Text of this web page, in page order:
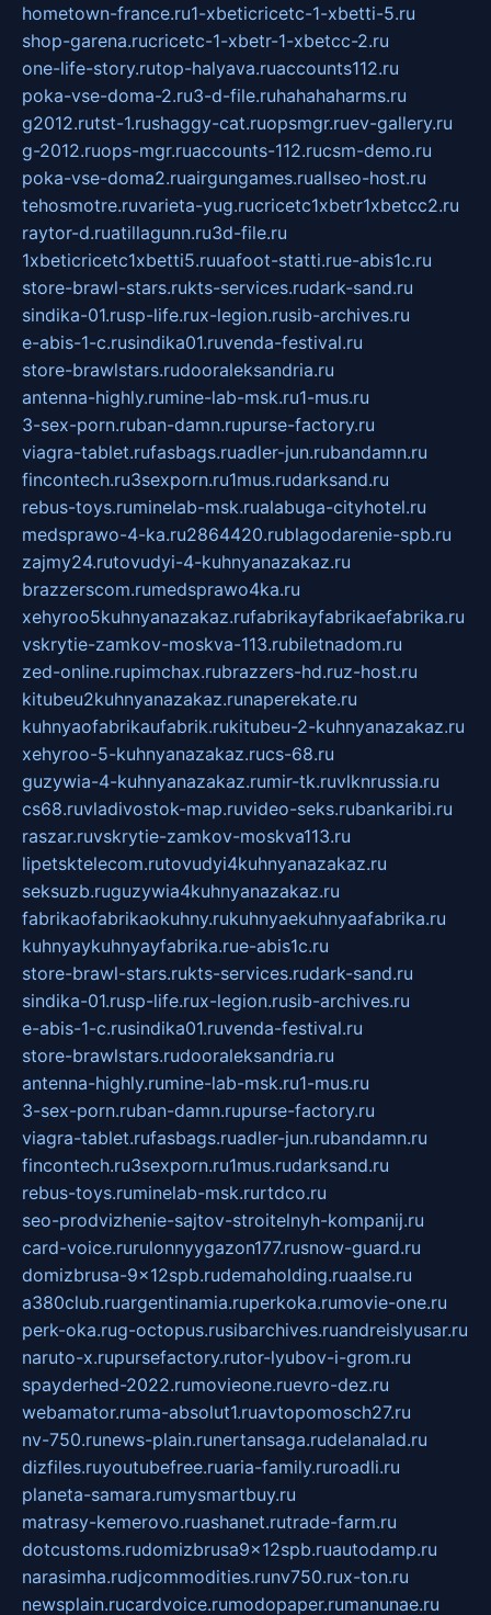
hometown-france.ru1-xbeticricetc-1-xbetti-5.ru
shop-garena.rucricetc-1-xbetr-1-xbetcc-2.ru
one-life-story.rutop-halyava.ruaccounts112.ru
poka-vse-doma-2.ru3-d-file.ruhahahaharms.ru
g2012.rutst-1.rushaggy-cat.ruopsmgr.ruev-gallery.ru
g-2012.ruops-mgr.ruaccounts-112.rucsm-demo.ru
poka-vse-doma2.ruairgungames.ruallseo-host.ru
tehosmotre.ruvarieta-yug.rucricetc1xbetr1xbetcc2.ru
raytor-d.ruatillagunn.ru3d-file.ru
1xbeticricetc1xbetti5.ruuafoot-statti.rue-abis1c.ru
store-brawl-stars.rukts-services.rudark-sand.ru
sindika-01.rusp-life.rux-legion.rusib-archives.ru
e-abis-1-c.rusindika01.ruvenda-festival.ru
store-brawlstars.rudooraleksandria.ru
antenna-highly.rumine-lab-msk.ru1-mus.ru
3-sex-porn.ruban-damn.rupurse-factory.ru
viagra-tablet.rufasbags.ruadler-jun.rubandamn.ru
fincontech.ru3sexporn.ru1mus.rudarksand.ru
rebus-toys.ruminelab-msk.rualabuga-cityhotel.ru
medsprawo-4-ka.ru2864420.rublagodarenie-spb.ru
zajmy24.rutovudyi-4-kuhnyanazakaz.ru
brazzerscom.rumedsprawo4ka.ru
xehyroo5kuhnyanazakaz.rufabrikayfabrikaefabrika.ru
vskrytie-zamkov-moskva-113.rubiletnadom.ru
zed-online.rupimchax.rubrazzers-hd.ruz-host.ru
kitubeu2kuhnyanazakaz.runaperekate.ru
kuhnyaofabrikaufabrik.rukitubeu-2-kuhnyanazakaz.ru
xehyroo-5-kuhnyanazakaz.rucs-68.ru
guzywia-4-kuhnyanazakaz.rumir-tk.ruvlknrussia.ru
cs68.ruvladivostok-map.ruvideo-seks.rubankaribi.ru
raszar.ruvskrytie-zamkov-moskva113.ru
lipetsktelecom.rutovudyi4kuhnyanazakaz.ru
seksuzb.ruguzywia4kuhnyanazakaz.ru
fabrikaofabrikaokuhny.rukuhnyaekuhnyaafabrika.ru
kuhnyaykuhnyayfabrika.rue-abis1c.ru
store-brawl-stars.rukts-services.rudark-sand.ru
sindika-01.rusp-life.rux-legion.rusib-archives.ru
e-abis-1-c.rusindika01.ruvenda-festival.ru
store-brawlstars.rudooraleksandria.ru
antenna-highly.rumine-lab-msk.ru1-mus.ru
3-sex-porn.ruban-damn.rupurse-factory.ru
viagra-tablet.rufasbags.ruadler-jun.rubandamn.ru
fincontech.ru3sexporn.ru1mus.rudarksand.ru
rebus-toys.ruminelab-msk.rurtdco.ru
seo-prodvizhenie-sajtov-stroitelnyh-kompanij.ru
card-voice.rurulonnyygazon177.rusnow-guard.ru
domizbrusa-9x12spb.rudemaholding.ruaalse.ru
a380club.ruargentinamia.ruperkoka.rumovie-one.ru
perk-oka.rug-octopus.rusibarchives.ruandreislyusar.ru
naruto-x.rupursefactory.rutor-lyubov-i-grom.ru
spayderhed-2022.rumovieone.ruevro-dez.ru
webamator.ruma-absolut1.ruavtopomosch27.ru
nv-750.runews-plain.runertansaga.rudelanalad.ru
dizfiles.ruyoutubefree.ruaria-family.ruroadli.ru
planeta-samara.rumysmartbuy.ru
matrasy-kemerovo.ruashanet.rutrade-farm.ru
dotcustoms.rudomizbrusa9x12spb.ruautodamp.ru
narasimha.rudjcommodities.runv750.rux-ton.ru
newsplain.rucardvoice.rumodopaper.rumanunae.ru